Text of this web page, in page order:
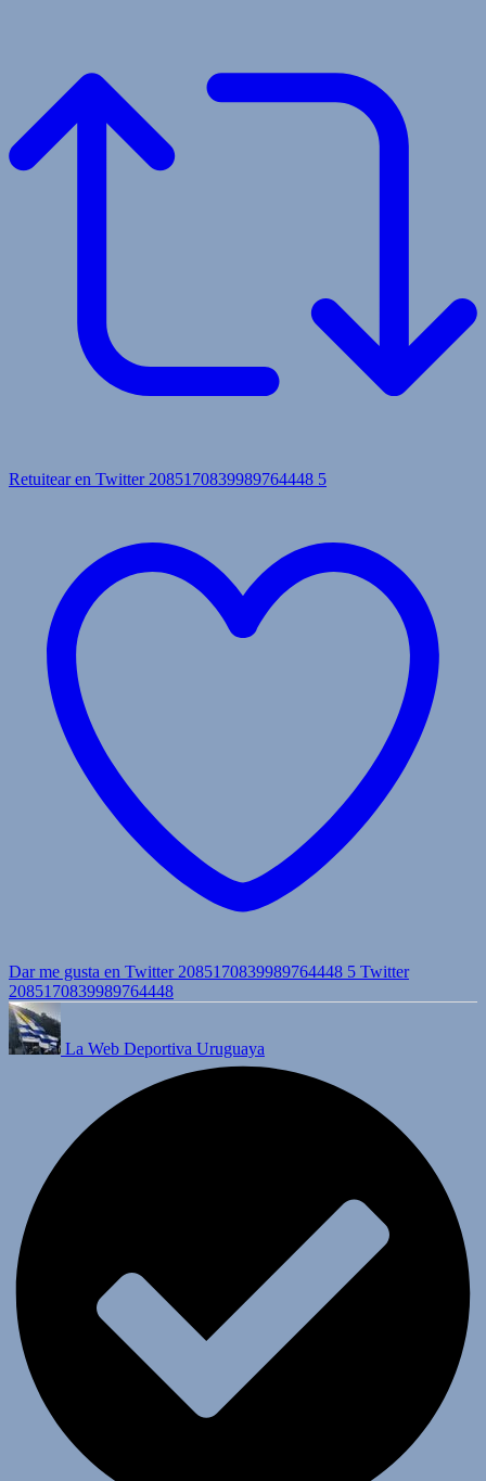
Retuitear en Twitter 2085170839989764448 5
Dar me gusta en Twitter 2085170839989764448 5 Twitter
2085170839989764448
La Web Deportiva Uruguaya